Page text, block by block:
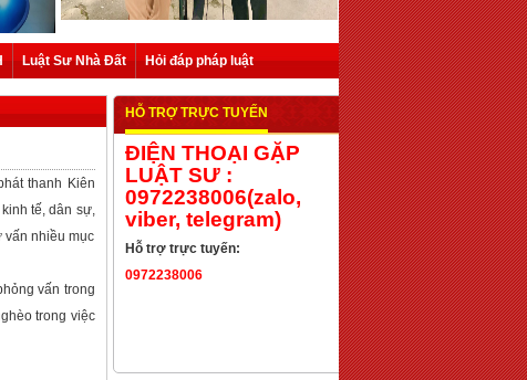
Luật Sư Nhà Đất Hỏi đáp pháp luật
thanh Kiên
tế, dân sự,
vấn nhiều mục
vấn trong
trong việc
HỖ TRỢ TRỰC TUYẾN
ĐIỆN THOẠI GẶP
LUẬT SƯ :
0972238006(zalo,
viber, telegram)
Hỗ trợ trực tuyến:
0972238006